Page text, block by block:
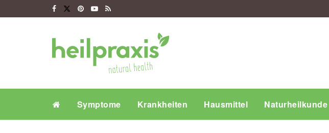
Symptome Krankheiten Hausmittel Naturheilkunde